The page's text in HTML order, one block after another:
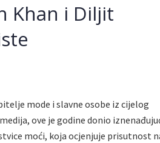
Khan i Diljit
mode i slavne osobe iz cijelog
ove je godine donio
moći, koja ocjenjuje prisutnost